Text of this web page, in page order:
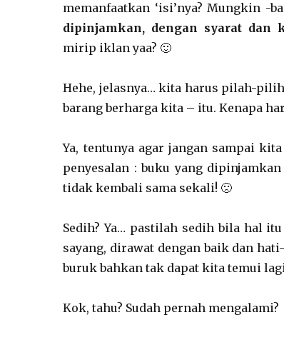
memanfaatkan ‘isi’nya? Mungkin -
dipinjamkan, dengan syarat dan
mirip iklan yaa? 🙂
Hehe, jelasnya… kita harus pilah-
barang berharga kita – itu. Kenapa
Ya, tentunya agar jangan sampai
penyesalan : buku yang
tidak kembali sama sekali! 🙁
Sedih? Ya… pastilah sedih bila hal
sayang, dirawat dengan baik dan
buruk bahkan tak dapat kita temui
Kok, tahu? Sudah pernah mengalami?